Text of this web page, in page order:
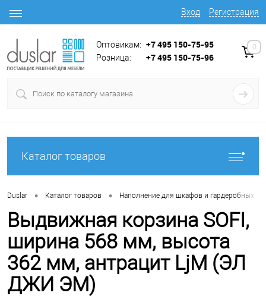
Вход Регистрация
Оптовикам: +7 495 150-75-95
Розница: +7 495 150-75-96
0
Каталог товаров
Duslar • Каталог товаров • Наполнение для шкафов и гардеробных
Выдвижная корзина SOFI,
ширина 568 мм, высота
362 мм, антрацит LjM (ЭЛ
ДЖИ ЭМ)